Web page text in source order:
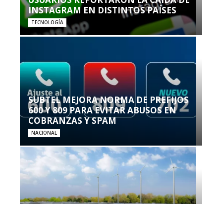
INSTAGRAM EN DISTINTOS PAÍSES
TECNOLOGÍA
SUBTEL MEJORA NORMA DE PREFIJOS
600 Y 809 PARA EVITAR ABUSOS EN
COBRANZAS Y SPAM
NACIONAL